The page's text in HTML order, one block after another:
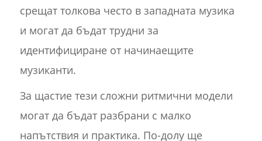
срещат толкова често в западната музика
и могат да бъдат трудни за
идентифициране от начинаещите
музиканти.
За щастие тези сложни ритмични модели
могат да бъдат разбрани с малко
напътствия и практика. По-долу ще